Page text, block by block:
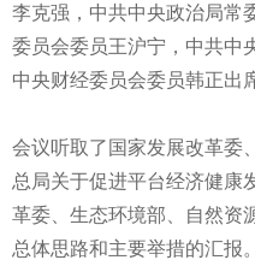
李克强，中共中央政治局常
委员会委员王沪宁，中共中
中央财经委员会委员韩正出
会议听取了国家发展改革委
总局关于促进平台经济健康
革委、生态环境部、自然资
总体思路和主要举措的汇报。